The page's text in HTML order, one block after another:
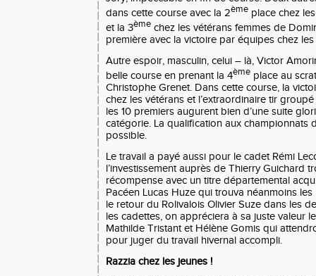
dans cette course avec la 2ème place chez
et la 3ème chez les vétérans femmes de
première avec la victoire par équipes chez les
Autre espoir, masculin, celui – là, Victor
belle course en prenant la 4ème place au
Christophe Grenet. Dans cette course, la
chez les vétérans et l’extraordinaire tir
les 10 premiers augurent bien d’une suite
catégorie. La qualification aux championnats
possible.
Le travail a payé aussi pour le cadet Rémi
l’investissement auprès de Thierry Guichard
récompense avec un titre départemental
Pacéen Lucas Huze qui trouva néanmoins
le retour du Rolivalois Olivier Suze dans les
les cadettes, on appréciera à sa juste valeur
Mathilde Tristant et Hélène Gomis qui
pour juger du travail hivernal accompli.
Razzia chez les jeunes !